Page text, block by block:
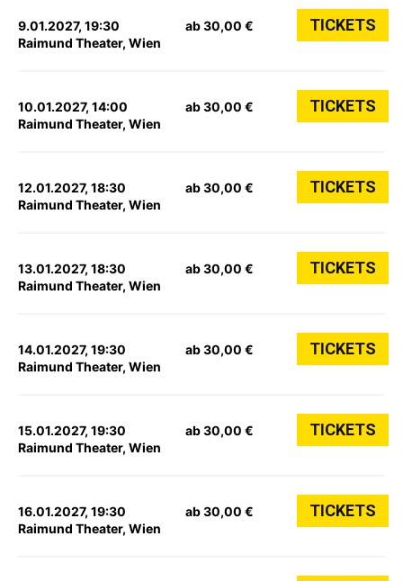
9.01.2027, 19:30
Raimund Theater, Wien
ab 30,00 € TICKETS
10.01.2027, 14:00
Raimund Theater, Wien
ab 30,00 € TICKETS
12.01.2027, 18:30
Raimund Theater, Wien
ab 30,00 € TICKETS
13.01.2027, 18:30
Raimund Theater, Wien
ab 30,00 € TICKETS
14.01.2027, 19:30
Raimund Theater, Wien
ab 30,00 € TICKETS
15.01.2027, 19:30
Raimund Theater, Wien
ab 30,00 € TICKETS
16.01.2027, 19:30
Raimund Theater, Wien
ab 30,00 € TICKETS